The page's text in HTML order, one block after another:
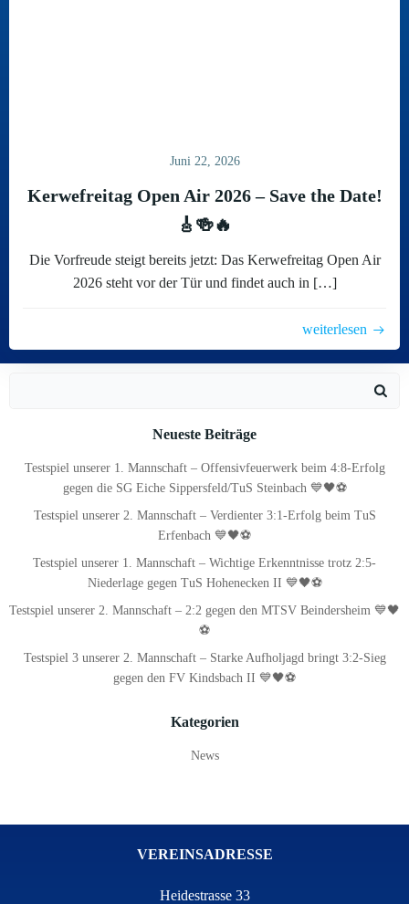
Juni 22, 2026
Kerwefreitag Open Air 2026 – Save the Date!
🎸🍻🔥
Die Vorfreude steigt bereits jetzt: Das Kerwefreitag Open Air
2026 steht vor der Tür und findet auch in […]
weiterlesen
Neueste Beiträge
Testspiel unserer 1. Mannschaft – Offensivfeuerwerk beim 4:8-Erfolg
gegen die SG Eiche Sippersfeld/TuS Steinbach 💙🖤⚽
Testspiel unserer 2. Mannschaft – Verdienter 3:1-Erfolg beim TuS
Erfenbach 💙🖤⚽
Testspiel unserer 1. Mannschaft – Wichtige Erkenntnisse trotz 2:5-
Niederlage gegen TuS Hohenecken II 💙🖤⚽
Testspiel unserer 2. Mannschaft – 2:2 gegen den MTSV Beindersheim 💙🖤
⚽
Testspiel 3 unserer 2. Mannschaft – Starke Aufholjagd bringt 3:2-Sieg
gegen den FV Kindsbach II 💙🖤⚽
Kategorien
News
VEREINSADRESSE
Heidestrasse 33